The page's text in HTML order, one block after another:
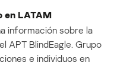
en LATAM
información sobre la
APT BlindEagle. Grupo
e individuos en